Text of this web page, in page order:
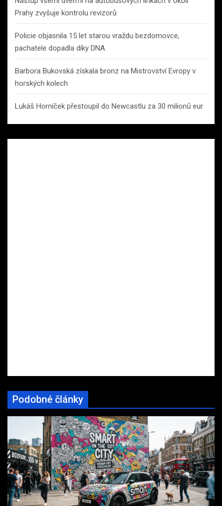
Prahy zvyšuje kontrolu revizorů
Policie objasnila 15 let starou vraždu bezdomovce,
pachatele dopadla díky DNA
Barbora Bukovská získala bronz na Mistrovství Evropy v
horských kolech
Lukáš Horníček přestoupil do Newcastlu za 30 milionů eur
Podobné články